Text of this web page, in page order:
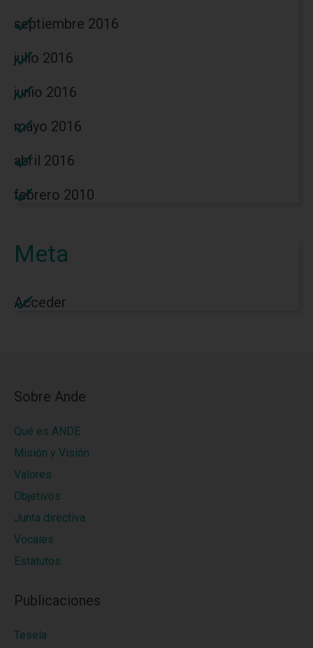
septiembre 2016
julio 2016
junio 2016
mayo 2016
abril 2016
febrero 2010
Meta
Acceder
Sobre Ande
Qué es ANDE
Misión y Visión
Valores
Objetivos
Junta directiva
Vocales
Estatutos
Publicaciones
Tesela